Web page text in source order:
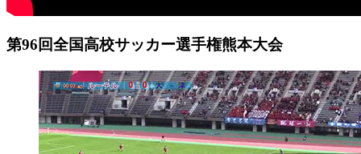
第96回全国高校サッカー選手権熊本大会